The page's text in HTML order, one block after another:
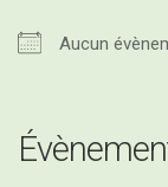
Aucun